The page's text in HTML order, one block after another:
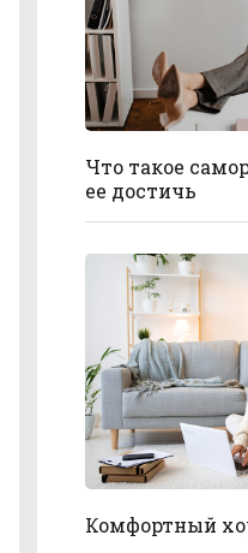
Что такое
ее достичь
Комфортный